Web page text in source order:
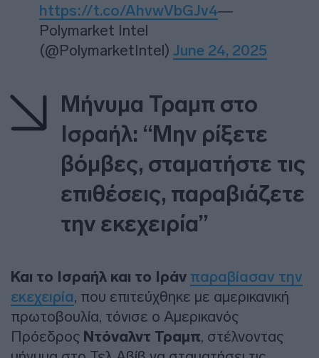
https://t.co/AhvwVbGJv4—
Polymarket Intel
(@PolymarketIntel) June 24, 2025
Μήνυμα Τραμπ στο
Ισραήλ: “Μην ρίξετε
βόμβες, σταματήστε τις
επιθέσεις, παραβιάζετε
την εκεχειρία”
Και το Ισραήλ και το Ιράν παραβίασαν την
εκεχειρία, που επιτεύχθηκε με αμερικανική
πρωτοβουλία, τόνισε ο Αμερικανός
Πρόεδρος Ντόναλντ Τραμπ, στέλνοντας